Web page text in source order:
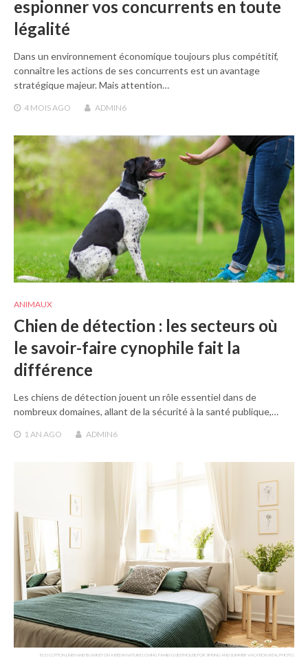
espionner vos concurrents en toute
légalité
Dans un environnement économique toujours plus compétitif,
connaître les actions de ses concurrents est un avantage
stratégique majeur. Mais attention…
4 MOIS AGO ADMIN6
ANIMAUX
Chien de détection : les secteurs où
le savoir-faire cynophile fait la
différence
Les chiens de détection jouent un rôle essentiel dans de
nombreux domaines, allant de la sécurité à la santé publique,…
1 AN AGO ADMIN6
ECO COTTON LINEN AND BLANKET ON A BED IN NATURE LOVING FAMILY GUESTHOUSE FOR SPRING AND SUMMER VACATION. REAL PHOTO.